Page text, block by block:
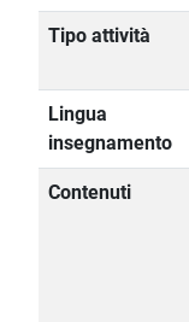
Tipo attività
Lingua
insegnamento
Contenuti